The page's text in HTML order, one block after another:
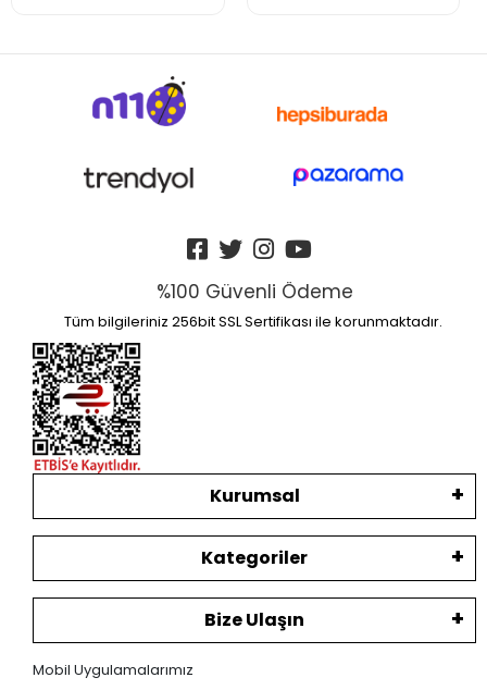
%100 Güvenli Ödeme
Tüm bilgileriniz 256bit SSL Sertifikası ile korunmaktadır.
Kurumsal
Kategoriler
Bize Ulaşın
Mobil Uygulamalarımız